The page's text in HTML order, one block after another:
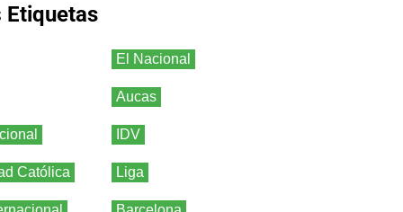
Etiquetas
El Nacional
Aucas
IDV
Católica Liga